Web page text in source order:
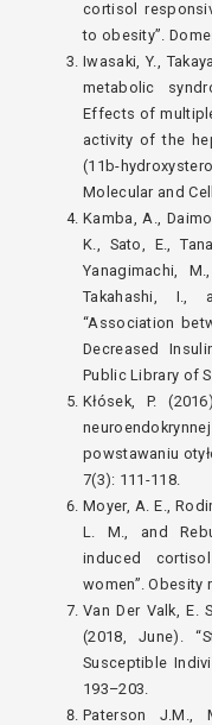
cortisol
to obesity”.
Iwasaki, Y.,
metabolic
Effects of
activity of the
(11b-
Molecular and
Kamba, A.,
K., Sato, E.,
Yanagimachi,
Takahashi, I.,
“Association
Decreased
Public Library of
Kłósek, P.
powstawaniu
7(3): 111-118.
Moyer, A. E.,
L. M., and
induced
women”. Obesity
Van Der Valk, E.
(2018, June).
Susceptible
193–203.
Paterson J.M.,